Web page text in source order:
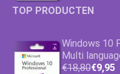
TOP PRODUCTEN
Windows 10
Multi
€18,80€9,95